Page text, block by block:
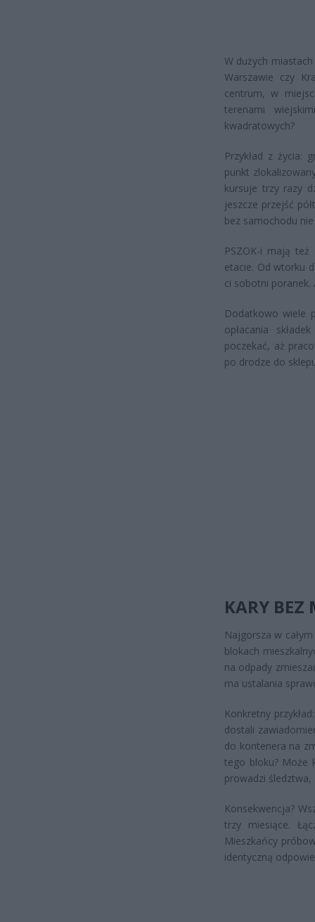
W dużych
Warszawie czy
centrum, w
terenami
kwadratowych?
Przykład z życia:
punkt
kursuje trzy razy
jeszcze przejść
bez samochodu
PSZOK-i mają
etacie. Od wtorku
ci sobotni poranek.
Dodatkowo wiele
opłacania
poczekać, aż
po drodze do
KARY BEZ
Najgorsza w
blokach
na odpady
ma ustalania
Konkretny
dostali
do kontenera na
tego bloku? Może
prowadzi
Konsekwencja?
trzy miesiące.
Mieszkańcy
identyczną